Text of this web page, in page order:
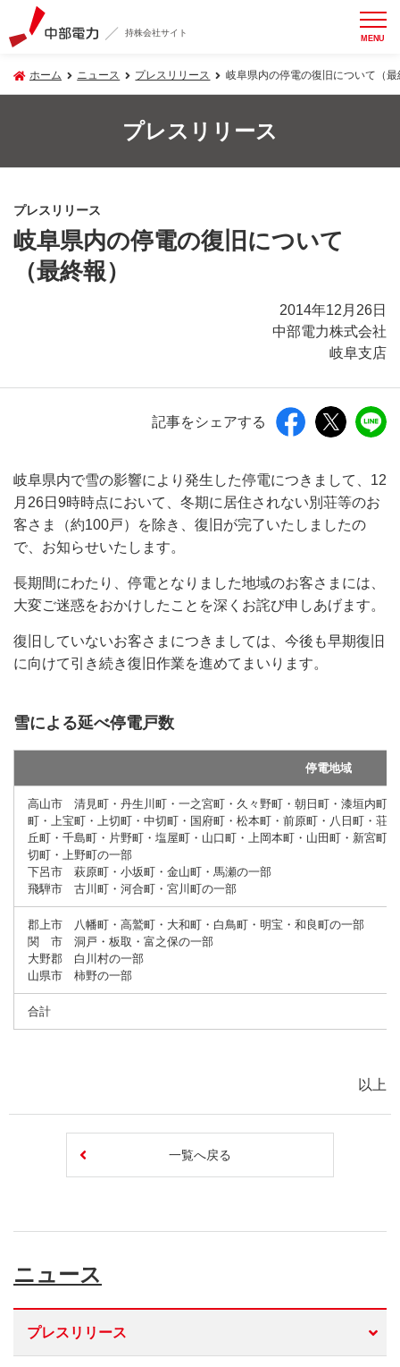
持株会社サイト MENU
ホーム ニュース プレスリリース 岐阜県内の停電の復旧について（最
プレスリリース
プレスリリース
岐阜県内の停電の復旧について
（最終報）
2014年12月26日
中部電力株式会社
岐阜支店
記事をシェアする
岐阜県内で雪の影響により発生した停電につきまして、12
月26日9時時点において、冬期に居住されない別荘等のお
客さま（約100戸）を除き、復旧が完了いたしましたの
で、お知らせいたします。
長期間にわたり、停電となりました地域のお客さまには、
大変ご迷惑をおかけしたことを深くお詫び申しあげます。
復旧していないお客さまにつきましては、今後も早期復旧
に向けて引き続き復旧作業を進めてまいります。
雪による延べ停電戸数
停電地域
高山市 清見町・丹生川町・一之宮町・久々野町・朝日町・漆垣内町
町・上宝町・上切町・中切町・国府町・松本町・前原町・八日町・荘
丘町・千島町・片野町・塩屋町・山口町・上岡本町・山田町・新宮町
切町・上野町の一部
下呂市 萩原町・小坂町・金山町・馬瀬の一部
飛騨市 古川町・河合町・宮川町の一部
郡上市 八幡町・高鷲町・大和町・白鳥町・明宝・和良町の一部
関 市 洞戸・板取・富之保の一部
大野郡 白川村の一部
山県市 柿野の一部
合計
以上
一覧へ戻る
ニュース
プレスリリース